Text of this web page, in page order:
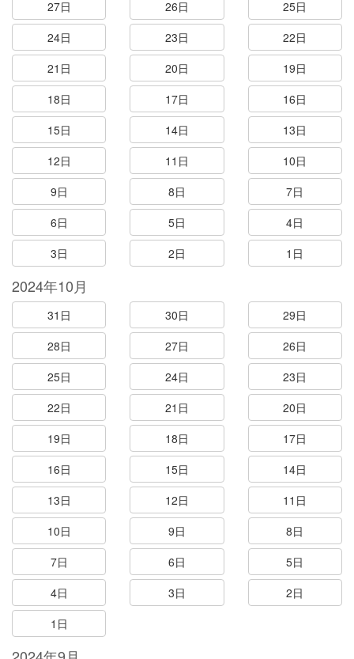
27日
26日
25日
24日
23日
22日
21日
20日
19日
18日
17日
16日
15日
14日
13日
12日
11日
10日
9日
8日
7日
6日
5日
4日
3日
2日 1日
2024年10月
31日 30日
29日
28日
27日
26日
25日
24日
23日
22日
21日
20日
19日
18日
17日
16日
15日
14日
13日
12日
11日
10日
9日
8日
7日
6日
5日
4日
3日
2日
1日